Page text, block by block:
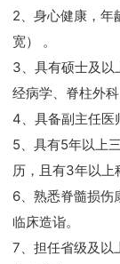
2、身心健康，年
宽） 。
3、具有硕士及以
经病学、脊柱外
4、具备副主任医
5、具有5年以上
历，且有3年以上
6、熟悉脊髓损伤
临床造诣。
7、担任省级及以